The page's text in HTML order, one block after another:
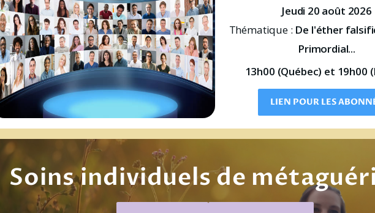
Jeudi 20 août 2026
Thématique : De l'éther
Primordial...
13h00 (Québec) et 19h00
LIEN POUR LES
Soins individuels de